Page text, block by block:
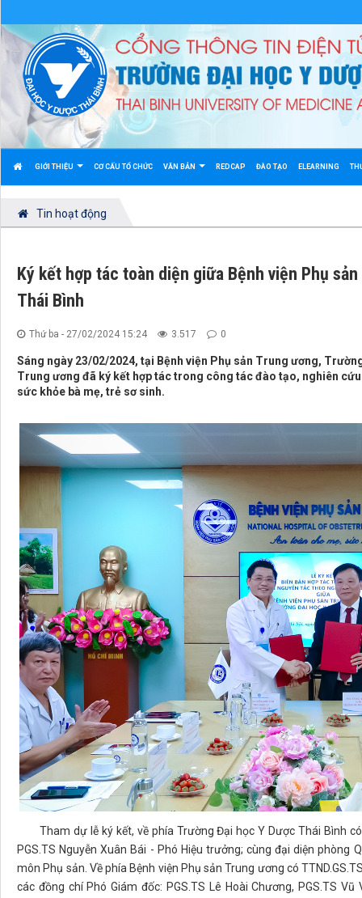
GIỚI THIỆU CƠ CẤU TỔ CHỨC VĂN BẢN REDCAP ĐÀO TẠO ELEARNING
Tin hoạt động
Ký kết hợp tác toàn diện giữa Bệnh viện Phụ
Thái Bình
Thứ ba - 27/02/2024 15:24 3.517 0
Sáng ngày 23/02/2024, tại Bệnh viện Phụ sản Trung ương,
Trung ương đã ký kết hợp tác trong công tác đào tạo, nghiên
sức khỏe bà mẹ, trẻ sơ sinh.
Tham dự lễ ký kết, về phía Trường Đại học Y Dược Thái Bình có
PGS.TS Nguyễn Xuân Bái - Phó Hiệu trưởng; cùng đại diện
môn Phụ sản. Về phía Bệnh viện Phụ sản Trung ương có
các đồng chí Phó Giám đốc: PGS.TS Lê Hoài Chương, PGS.TS